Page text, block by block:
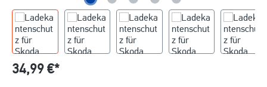
34,99 €*